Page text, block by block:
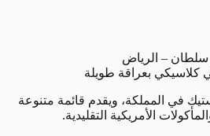
سلطان – الرياض
كلاسيكي بعراقة طويلة
في المملكة، ويقدم قائمة متنوعة
الأمريكية التقليدية.